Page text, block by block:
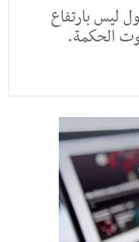
ليس بارتفاع
الحكمة.